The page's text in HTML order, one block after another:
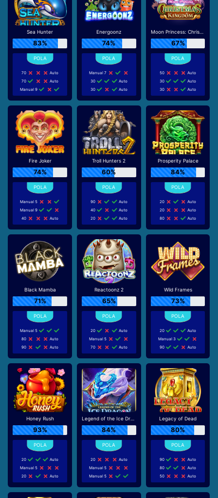
Sea Hunter
83%
70
Auto
70
Auto
Manual 9
Energoonz
74%
Manual 7
30
Auto
30
Auto
Moon Princess: Christmas Kingdom
67%
50
Auto
30
Auto
30
Auto
Fire Joker
74%
Manual 5
Manual 9
40
Auto
Troll Hunters 2
60%
90
Auto
40
Auto
20
Auto
Prosperity Palace
84%
20
Auto
20
Auto
80
Auto
Black Mamba
71%
Manual 5
80
Auto
90
Auto
Reactoonz 2
65%
20
Auto
Manual 5
70
Auto
Wild Frames
73%
20
Auto
Manual 3
90
Auto
Honey Rush
93%
20
Auto
Manual 5
20
Auto
Legend of the Ice Dragon
84%
20
Auto
Manual 5
Manual 5
Legacy of Dead
80%
90
Auto
80
Auto
50
Auto